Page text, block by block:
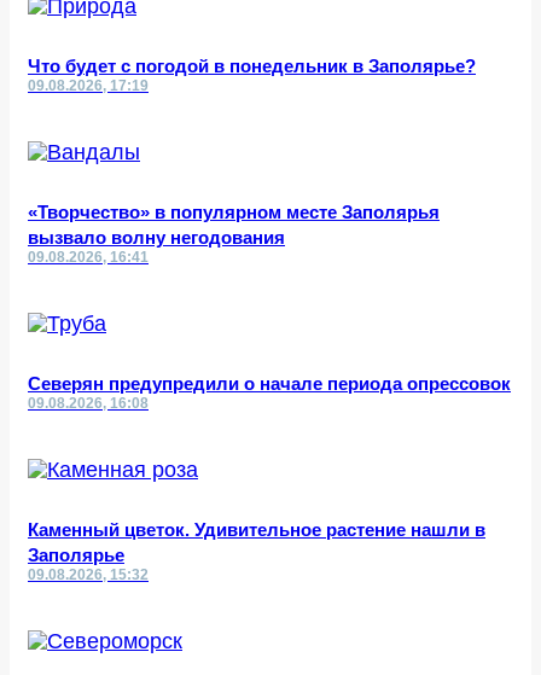
Что будет с погодой в понедельник в Заполярье?
09.08.2026, 17:19
«Творчество» в популярном месте Заполярья
вызвало волну негодования
09.08.2026, 16:41
Северян предупредили о начале периода опрессовок
09.08.2026, 16:08
Каменный цветок. Удивительное растение нашли в
Заполярье
09.08.2026, 15:32